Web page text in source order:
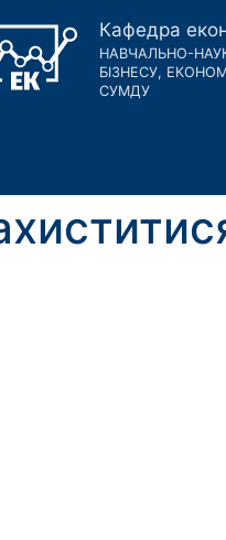
Кафедра
НАВЧАЛЬНО-
БІЗНЕСУ,
СУМДУ